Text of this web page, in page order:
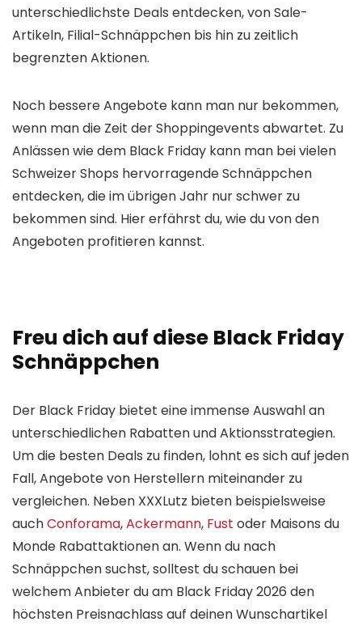
unterschiedlichste Deals entdecken, von Sale-
Artikeln, Filial-Schnäppchen bis hin zu zeitlich
begrenzten Aktionen.
Noch bessere Angebote kann man nur bekommen,
wenn man die Zeit der Shoppingevents abwartet. Zu
Anlässen wie dem Black Friday kann man bei vielen
Schweizer Shops hervorragende Schnäppchen
entdecken, die im übrigen Jahr nur schwer zu
bekommen sind. Hier erfährst du, wie du von den
Angeboten profitieren kannst.
Freu dich auf diese Black Friday
Schnäppchen
Der Black Friday bietet eine immense Auswahl an
unterschiedlichen Rabatten und Aktionsstrategien.
Um die besten Deals zu finden, lohnt es sich auf jeden
Fall, Angebote von Herstellern miteinander zu
vergleichen. Neben XXXLutz bieten beispielsweise
auchConforama,Ackermann, Fust oder Maisons du
Monde Rabattaktionen an. Wenn du nach
Schnäppchen suchst, solltest du schauen bei
welchem Anbieter du am Black Friday 2026 den
höchsten Preisnachlass auf deinen Wunschartikel